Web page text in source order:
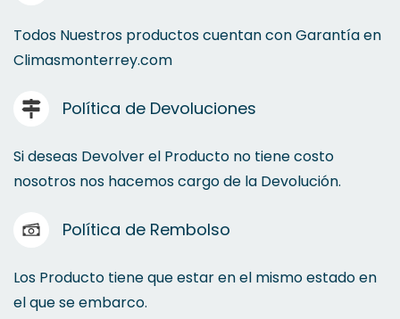
Todos Nuestros productos cuentan con Garantía en
Climasmonterrey.com
Política de Devoluciones
Si deseas Devolver el Producto no tiene costo
nosotros nos hacemos cargo de la Devolución.
Política de Rembolso
Los Producto tiene que estar en el mismo estado en
el que se embarco.